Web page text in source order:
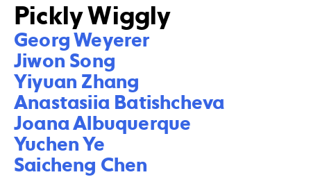
Pickly Wiggly
Georg Weyerer
Jiwon Song
Yiyuan Zhang
Anastasiia Batishcheva
Joana Albuquerque
Yuchen Ye
Saicheng Chen